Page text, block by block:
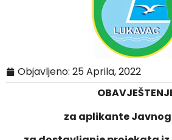
Objavljeno: 25 Aprila, 2022
za aplikante